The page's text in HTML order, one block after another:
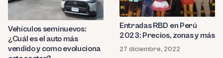
Vehículos seminuevos:
¿Cuál es el auto más
vendido y como evoluciona
Entradas RBD en Perú
2023: Precios, zonas y más
27 diciembre, 2022